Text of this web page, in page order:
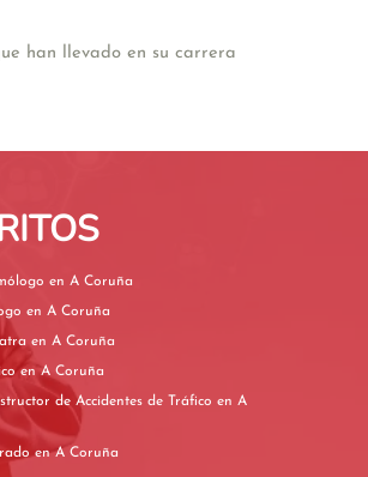
han llevado en su carrera
Perito Oftalmólogo en A Coruña
Perito Psicólogo en A Coruña
Perito Psiquiatra en A Coruña
Perito Químico en A Coruña
de Accidentes de Tráfico en A
Traductor Jurado en A Coruña